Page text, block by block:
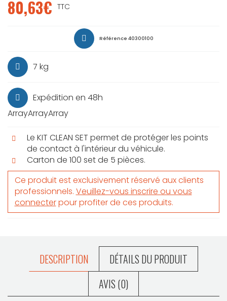
80,63€ TTC
Référence 40300100
7 kg
Expédition en 48h
ArrayArrayArray
Le KIT CLEAN SET permet de protéger les points
de contact à l'intérieur du véhicule.
Carton de 100 set de 5 pièces.
Ce produit est exclusivement réservé aux clients
professionnels. Veuillez-vous inscrire ou vous
connecterpour profiter de ces produits.
DESCRIPTION
DÉTAILS DU PRODUIT
AVIS (0)